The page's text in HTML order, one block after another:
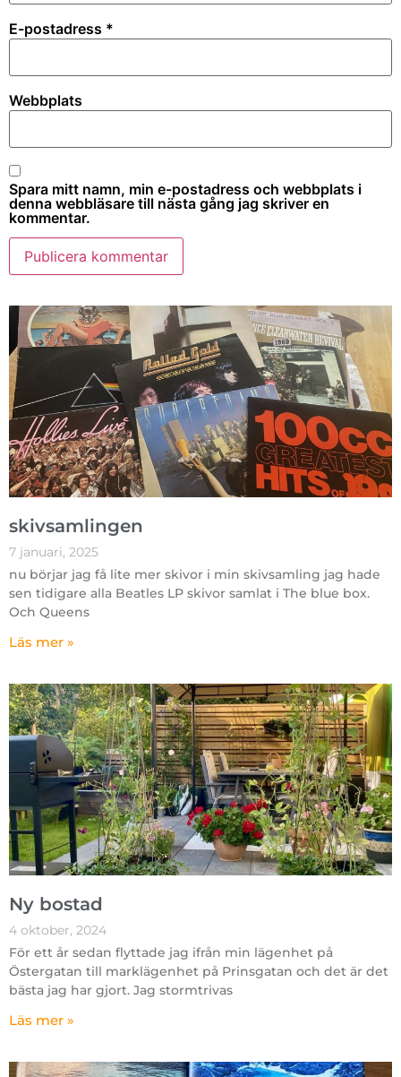
E-postadress *
Webbplats
Spara mitt namn, min e-postadress och webbplats i
denna webbläsare till nästa gång jag skriver en
kommentar.
skivsamlingen
7 januari, 2025
nu börjar jag få lite mer skivor i min skivsamling jag hade
sen tidigare alla Beatles LP skivor samlat i The blue box.
Och Queens
Läs mer »
Ny bostad
4 oktober, 2024
För ett år sedan flyttade jag ifrån min lägenhet på
Östergatan till marklägenhet på Prinsgatan och det är det
bästa jag har gjort. Jag stormtrivas
Läs mer »